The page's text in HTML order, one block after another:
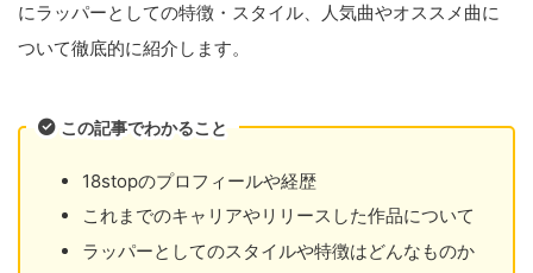
にラッパーとしての特徴・スタイル、人気曲やオススメ曲に
ついて徹底的に紹介します。
この記事でわかること
18stopのプロフィールや経歴
これまでのキャリアやリリースした作品について
ラッパーとしてのスタイルや特徴はどんなものか